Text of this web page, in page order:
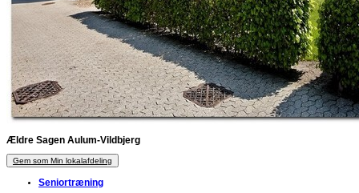
Ældre Sagen Aulum-Vildbjerg
Gem som Min lokalafdeling
Seniortræning